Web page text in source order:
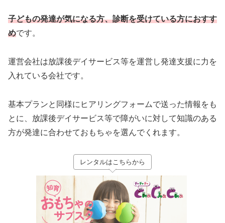
子どもの発達が気になる方、診断を受けている方におすす
めです。
運営会社は放課後デイサービス等を運営し発達支援に力を
入れている会社です。
基本プランと同様にヒアリングフォームで送った情報をも
とに、放課後デイサービス等で障がいに対して知識のある
方が発達に合わせておもちゃを選んでくれます。
レンタルはこちらから